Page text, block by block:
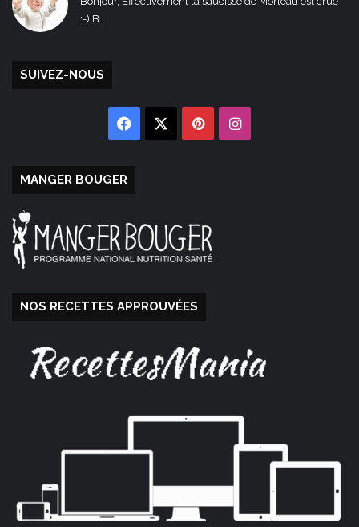
:-) B...
SUIVEZ-NOUS
Facebook PinterestInstagram
MANGER BOUGER
NOS RECETTES APPROUVÉES